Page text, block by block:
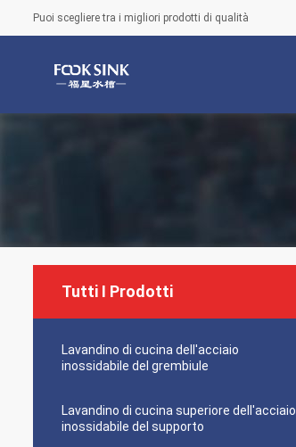
Puoi scegliere tra i migliori prodotti di qualità
Tutti I Prodotti
Lavandino di cucina dell'acciaio
inossidabile del grembiule
Lavandino di cucina superiore dell'acciaio
inossidabile del supporto